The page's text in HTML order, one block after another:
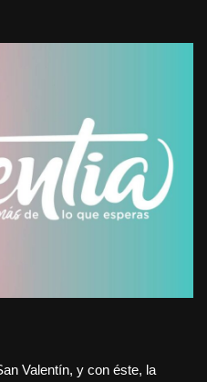
Valentín, y con éste, la